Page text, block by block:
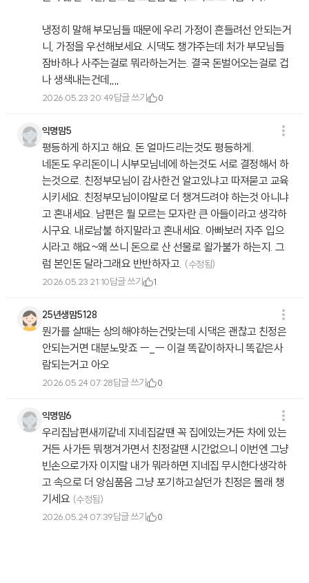
냉정히 말해 부모님들 때문에 우리 가정이 흔들려선 안되는거
니, 가정을 우선해보세요. 시댁도 챙갸주는데 처가 부모님들
잠바하나 사주는걸로 뭐라하는거는. 결국 돈벌어오는걸로 겁
나 생색내는건데,,,,
2026.05.23 20:49답글 쓰기 0
익명맘5
평등하게 하지고 해요. 돈 얼마드리는것도 평등하게.
네돈도 우리돈이니 시부모님네에 하는것도 서로 결정해서 하
는것으로. 친정부모님이 감사한건 알고있냐고 따져묻고 교육
시키세요. 친정부모님이야말로 더 챙겨드려야 하는것 아니냐
고 혼내세요. 남편은 뭘 모르는 모자란 큰 아들이라고 생각하
시구요. 내로남불 하지말라고 혼내세요. 아빠보러 자주 입으
시라고 해요~왜 쓰니 돈으로 산 선물로 왈가불가 하는지. 그
럼 본인돈 달라그래요 반반하자고. (수정됨)
2026.05.23 21:10답글 쓰기 1
25년생맘5128
뭔가를 살때는 상의해야하는건맞는데 시댁은 괜찮고 친정은
안되는거면 대분노맞죠 ㅡ_ㅡ 이걸 똑같이하자니 똑같은사
람되는거고 아오
2026.05.24 07:28답글 쓰기 0
익명맘6
우리집남편새끼같네 지네집갈땐 꼭 집에있는거든 차에 있는
거든 사가든 뭐챙겨가면서 친정갈땐 시간없으니 이번엔 그냥
빈손으로가자 이지랄 내가 뭐라하면 지네집 무시한다생각하
고 속으로 더 앙심품음 그냥 포기하고살던가 친정은 몰래 챙
기세요 (수정됨)
2026.05.24 07:39답글 쓰기 0